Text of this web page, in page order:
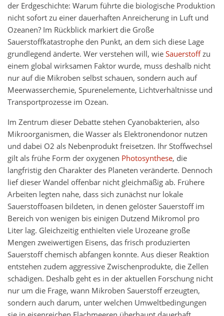
der Erdgeschichte: Warum führte die biologische Produktion
nicht sofort zu einer dauerhaften Anreicherung in Luft und
Ozeanen? Im Rückblick markiert die Große
Sauerstoffkatastrophe den Punkt, an dem sich diese Lage
grundlegend änderte. Wer verstehen will, wieSauerstoffzu
einem global wirksamen Faktor wurde, muss deshalb nicht
nur auf die Mikroben selbst schauen, sondern auch auf
Meerwasserchemie, Spurenelemente, Lichtverhältnisse und
Transportprozesse im Ozean.
Im Zentrum dieser Debatte stehen Cyanobakterien, also
Mikroorganismen, die Wasser als Elektronendonor nutzen
und dabei O2 als Nebenprodukt freisetzen. Ihr Stoffwechsel
gilt als frühe Form der oxygenen Photosynthese, die
langfristig den Charakter des Planeten veränderte. Dennoch
lief dieser Wandel offenbar nicht gleichmäßig ab. Frühere
Arbeiten legten nahe, dass sich zunächst nur lokale
Sauerstoffoasen bildeten, in denen gelöster Sauerstoff im
Bereich von wenigen bis einigen Dutzend Mikromol pro
Liter lag. Gleichzeitig enthielten viele Urozeane große
Mengen zweiwertigen Eisens, das frisch produzierten
Sauerstoff chemisch abfangen konnte. Aus dieser Reaktion
entstehen zudem aggressive Zwischenprodukte, die Zellen
schädigen. Deshalb geht es in der aktuellen Forschung nicht
nur um die Frage, wann Mikroben Sauerstoff erzeugten,
sondern auch darum, unter welchen Umweltbedingungen